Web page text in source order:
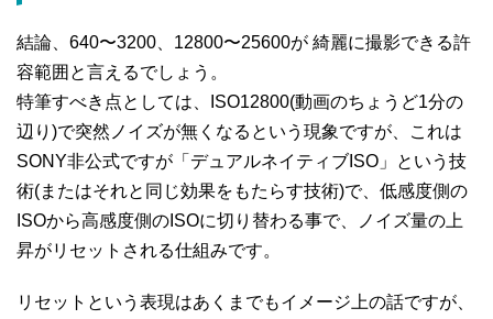
結論、640〜3200、12800〜25600が 綺麗に撮影できる許
容範囲と言えるでしょう。
特筆すべき点としては、ISO12800(動画のちょうど1分の
辺り)で突然ノイズが無くなるという現象ですが、これは
SONY非公式ですが「デュアルネイティブISO」という技
術(またはそれと同じ効果をもたらす技術)で、低感度側の
ISOから高感度側のISOに切り替わる事で、ノイズ量の上
昇がリセットされる仕組みです。
リセットという表現はあくまでもイメージ上の話ですが、